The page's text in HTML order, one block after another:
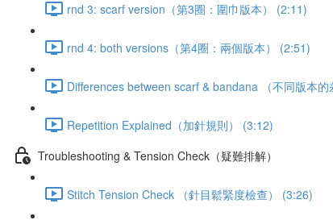
rnd 3: scarf version（第3圈：圍巾版本） (2:11)
rnd 4: both versions（第4圈：兩個版本） (2:51)
Differences between scarf & bandana （不同版本的
Repetition Explained（加針規則） (3:12)
Troubleshooting & Tension Check（疑難排解）
Stitch Tension Check （針目鬆緊度檢查） (3:26)